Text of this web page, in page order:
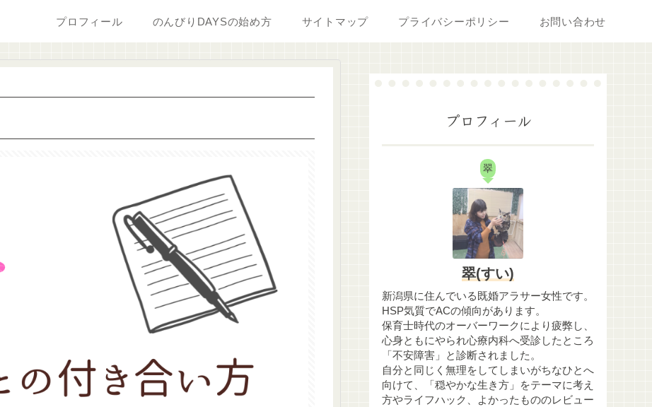
プロフィール のんびりDAYSの始め方 サイトマップ プライバシーポリシー お問い合わせ
プロフィール
翠
翠(すい)
新潟県に住んでいる既婚アラサー女性です。
HSP気質でACの傾向があります。
保育士時代のオーバーワークにより疲弊し、
心身ともにやられ心療内科へ受診したところ
「不安障害」と診断されました。
自分と同じく無理をしてしまいがちなひとへ
向けて、「穏やかな生き方」をテーマに考え
方やライフハック、よかったもののレビュー